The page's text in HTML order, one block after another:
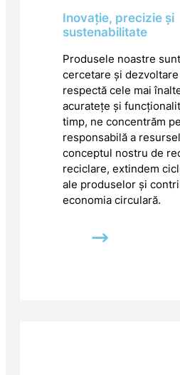
Inovație, precizie și
sustenabilitate
Produsele noastre
cercetare și
respectă cele mai
acuratețe și
timp, ne concentrăm
responsabilă a
conceptul nostru de
reciclare, extindem
ale produselor și
economia circulară.